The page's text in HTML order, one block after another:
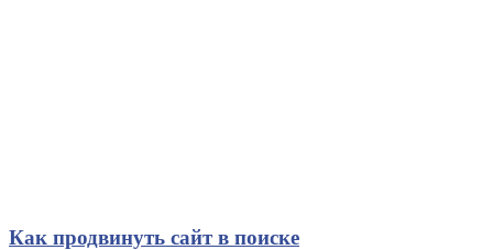
Как продвинуть сайт в поиске